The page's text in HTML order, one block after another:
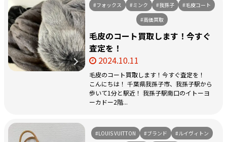
#フォックス #ミンク #我孫子
#毛皮コート
#高価買取
毛皮のコート買取します！今すぐ
査定を！
2024.10.11
毛皮のコート買取します！今すぐ査定を！
こんにちは！ 千葉県我孫子市、我孫子駅から
歩いて1分と駅近！ 我孫子駅南口のイトーヨ
ーカドー2階...
#LOUIS VUITTON #ブランド
#ルイヴィトン